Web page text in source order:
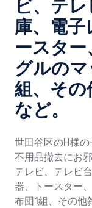
ビ、テ
庫、電子
ースタ
グルの
組、そ
など。
世田谷区のH様
不用品撤去にお
テレビ、テレビ
器、トースター
布団1組、その他